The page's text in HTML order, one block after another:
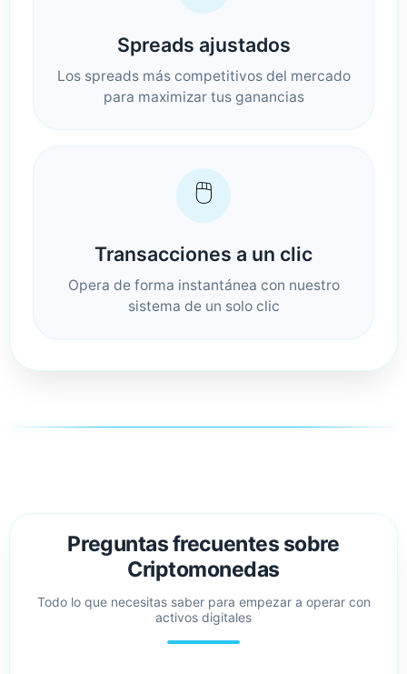
Spreads ajustados
Los spreads más competitivos del mercado
para maximizar tus ganancias
🖱️
Transacciones a un clic
Opera de forma instantánea con nuestro
sistema de un solo clic
Preguntas frecuentes sobre
Criptomonedas
Todo lo que necesitas saber para empezar a operar con
activos digitales